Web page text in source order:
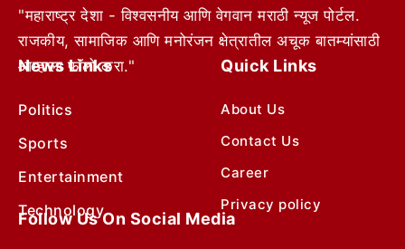
"महाराष्ट्र देशा - विश्वसनीय आणि वेगवान मराठी न्यूज पोर्टल.
राजकीय, सामाजिक आणि मनोरंजन क्षेत्रातील अचूक बातम्यांसाठी
आम्हाला फॉलो करा."
News Links
Politics
Sports
Entertainment
Technology
Quick Links
About Us
Contact Us
Career
Privacy policy
Follow Us On Social Media